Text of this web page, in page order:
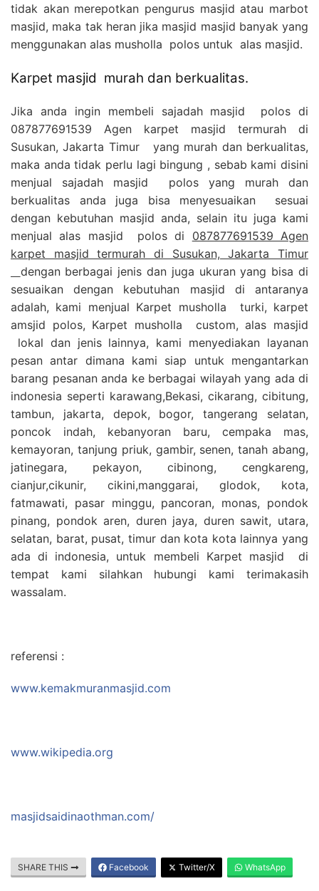
tidak akan merepotkan pengurus masjid atau marbot
masjid, maka tak heran jika masjid masjid banyak yang
menggunakan alas musholla polos untuk alas masjid.
Karpet masjid murah dan berkualitas.
Jika anda ingin membeli sajadah masjid polos di
087877691539 Agen karpet masjid termurah di
Susukan, Jakarta Timur yang murah dan berkualitas,
maka anda tidak perlu lagi bingung , sebab kami disini
menjual sajadah masjid polos yang murah dan
berkualitas anda juga bisa menyesuaikan sesuai
dengan kebutuhan masjid anda, selain itu juga kami
menjual alas masjid polos di 087877691539 Agen
karpet masjid termurah di Susukan, Jakarta Timur
dengan berbagai jenis dan juga ukuran yang bisa di
sesuaikan dengan kebutuhan masjid di antaranya
adalah, kami menjual Karpet musholla turki, karpet
amsjid polos, Karpet musholla custom, alas masjid
lokal dan jenis lainnya, kami menyediakan layanan
pesan antar dimana kami siap untuk mengantarkan
barang pesanan anda ke berbagai wilayah yang ada di
indonesia seperti karawang,Bekasi, cikarang, cibitung,
tambun, jakarta, depok, bogor, tangerang selatan,
poncok indah, kebanyoran baru, cempaka mas,
kemayoran, tanjung priuk, gambir, senen, tanah abang,
jatinegara, pekayon, cibinong, cengkareng,
cianjur,cikunir, cikini,manggarai, glodok, kota,
fatmawati, pasar minggu, pancoran, monas, pondok
pinang, pondok aren, duren jaya, duren sawit, utara,
selatan, barat, pusat, timur dan kota kota lainnya yang
ada di indonesia, untuk membeli Karpet masjid di
tempat kami silahkan hubungi kami terimakasih
wassalam.
referensi :
www.kemakmuranmasjid.com
www.wikipedia.org
masjidsaidinaothman.com/
SHARE THIS Facebook Twitter/X WhatsApp